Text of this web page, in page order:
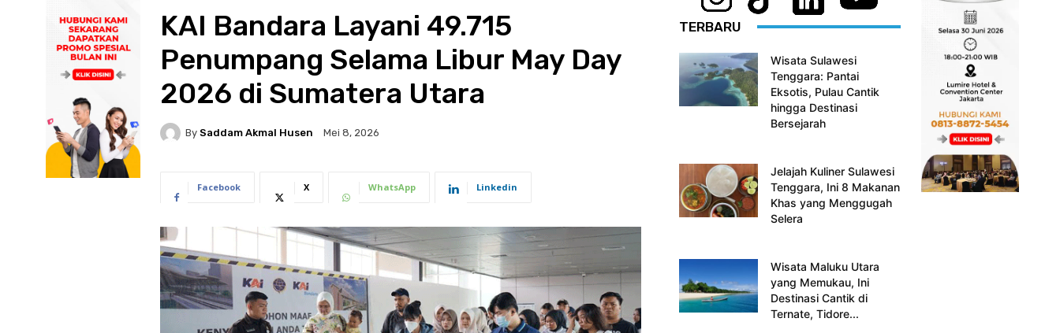
KAI Bandara Layani 49.715
Penumpang Selama Libur May Day
2026 di Sumatera Utara
By Saddam Akmal Husen Mei 8, 2026
Facebook X WhatsApp Linkedin
TERBARU
Wisata Sulawesi
Tenggara: Pantai
Eksotis, Pulau Cantik
hingga Destinasi
Bersejarah
Jelajah Kuliner Sulawesi
Tenggara, Ini 8 Makanan
Khas yang Menggugah
Selera
Wisata Maluku Utara
yang Memukau, Ini
Destinasi Cantik di
Ternate, Tidore...